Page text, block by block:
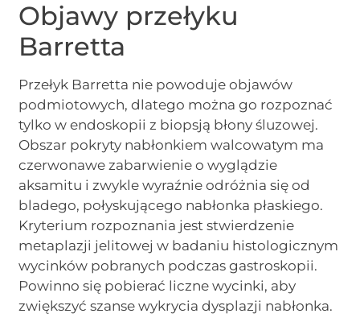
Objawy przełyku
Barretta
Przełyk Barretta nie powoduje objawów
podmiotowych, dlatego można go rozpoznać
tylko w endoskopii z biopsją błony śluzowej.
Obszar pokryty nabłonkiem walcowatym ma
czerwonawe zabarwienie o wyglądzie
aksamitu i zwykle wyraźnie odróżnia się od
bladego, połyskującego nabłonka płaskiego.
Kryterium rozpoznania jest stwierdzenie
metaplazji jelitowej w badaniu histologicznym
wycinków pobranych podczas gastroskopii.
Powinno się pobierać liczne wycinki, aby
zwiększyć szanse wykrycia dysplazji nabłonka.